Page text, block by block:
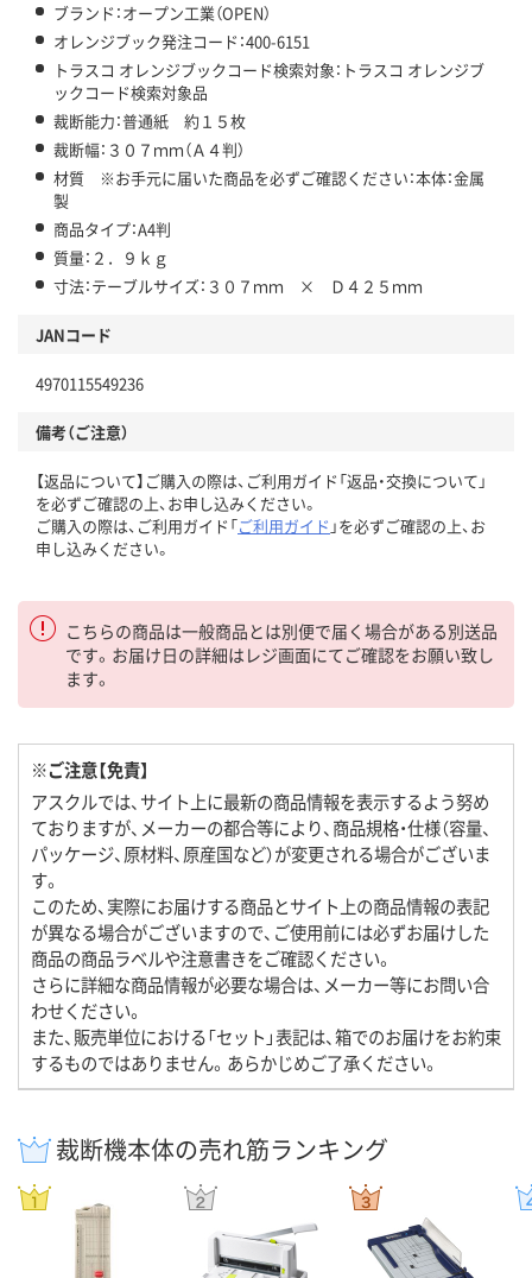
ブランド：オープン工業（OPEN）
オレンジブック発注コード：400-6151
トラスコ オレンジブックコード検索対象：トラスコ オレンジブ
ックコード検索対象品
裁断能力：普通紙 約１５枚
裁断幅：３０７ｍｍ（Ａ４判）
材質 ※お手元に届いた商品を必ずご確認ください：本体：金属
製
商品タイプ：A4判
質量：２．９ｋｇ
寸法：テーブルサイズ：３０７ｍｍ × Ｄ４２５ｍｍ
JANコード
4970115549236
備考（ご注意）
【返品について】ご購入の際は、ご利用ガイド「返品・交換について」
を必ずご確認の上、お申し込みください。
ご購入の際は、ご利用ガイド「ご利用ガイド 」を必ずご確認の上、お
申し込みください。
こちらの商品は一般商品とは別便で届く場合がある別送品
です。お届け日の詳細はレジ画面にてご確認をお願い致し
ます。
※ご注意【免責】
アスクルでは、サイト上に最新の商品情報を表示するよう努め
ておりますが、メーカーの都合等により、商品規格・仕様（容量、
パッケージ、原材料、原産国など）が変更される場合がございま
す。
このため、実際にお届けする商品とサイト上の商品情報の表記
が異なる場合がございますので、ご使用前には必ずお届けした
商品の商品ラベルや注意書きをご確認ください。
さらに詳細な商品情報が必要な場合は、メーカー等にお問い合
わせください。
また、販売単位における「セット」表記は、箱でのお届けをお約束
するものではありません。あらかじめご了承ください。
裁断機本体の売れ筋ランキング